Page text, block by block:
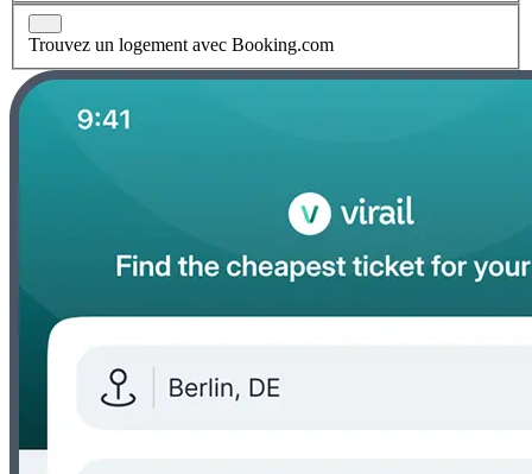
Trouvez un logement avec Booking.com